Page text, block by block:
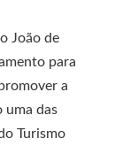
João de
para
a
uma das
Turismo